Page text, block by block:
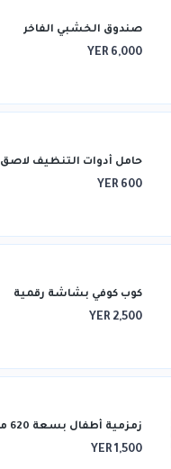
صندوق الخشبي الفاخر
YER 6,000
حامل أدوات التنظيف لاصق
YER 600
كوب كوفي بشاشة رقمية
YER 2,500
زمزمية أطفال بسعة 620 مل
YER 1,500